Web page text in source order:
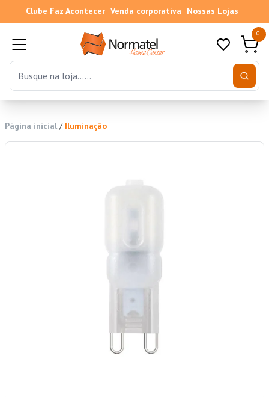
Clube Faz Acontecer Venda corporativa Nossas Lojas
0
Página inicial / Iluminação